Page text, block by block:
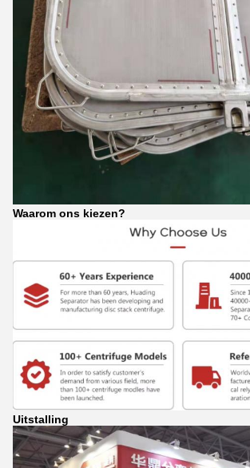
Waarom ons kiezen?
Uitstalling